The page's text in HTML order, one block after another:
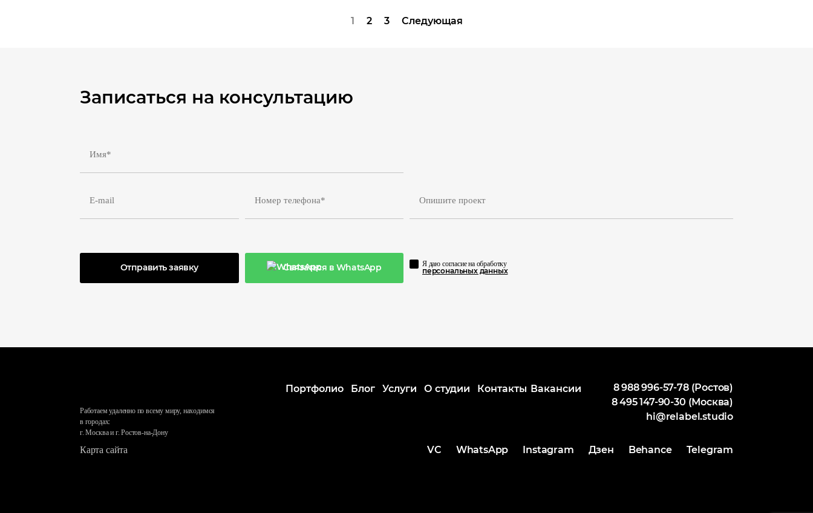
1 2 3 Следующая
Записаться на консультацию
Отправить заявку Связаться в WhatsApp Я даю согласие на обработку
персональных данных
Работаем удаленно по всему миру, находимся
в городах:
г. Москва и г. Ростов-на-Дону
Карта сайта
Портфолио Блог Услуги О студии Контакты Вакансии
8 988 996-57-78 (Ростов)
8 495 147-90-30 (Москва)
hi@relabel.studio
VC WhatsApp Instagram Дзен Behance Telegram